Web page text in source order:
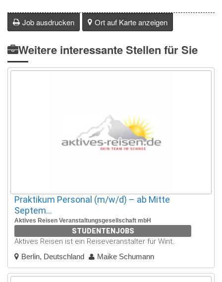
Job ausdrucken Ort auf Karte anzeigen
Weitere interessante Stellen für Sie
Praktikum Personal (m/w/d) – ab Mitte
Septem...
Aktives Reisen Veranstaltungsgesellschaft mbH
STUDENTENJOBS
Aktives Reisen ist ein Reiseveranstalter für Wint..
Berlin, Deutschland Maike Schumann